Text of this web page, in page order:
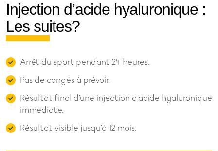
Injection d’acide hyaluronique :
Les suites?
Arrêt du sport pendant 24 heures.
Pas de congés à prévoir.
Résultat final d’une injection d’acide hyaluronique
immédiate.
Résultat visible jusqu’à 12 mois.